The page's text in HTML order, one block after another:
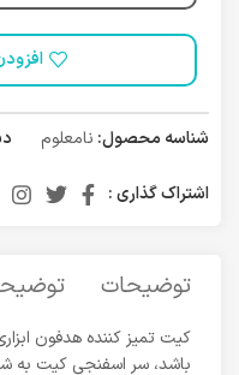
شناسه محصول: نامعلوم
اشتراک گذاری :
توضیحات
کیت تمیز کننده هدفون
باشد، سر اسفنجی کیت به